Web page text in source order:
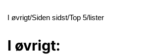
I øvrigt/Siden sidst/Top 5/lister
I øvrigt: